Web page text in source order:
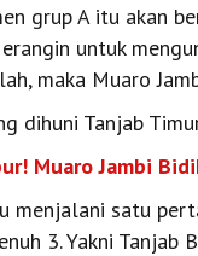
grup A itu akan
untuk
maka Muaro
dihuni Tanjab
Muaro Jambi
menjalani satu
3. Yakni